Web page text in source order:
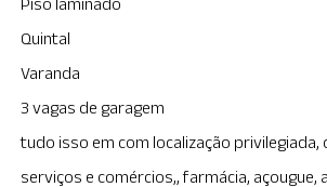
Piso laminado
Quintal
Varanda
3 vagas de garagem
tudo isso em com localização privilegiada,
serviços e comércios,, farmácia, açougue,